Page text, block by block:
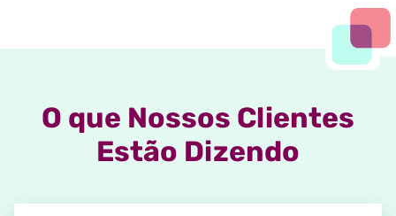
O que Nossos Clientes
Estão Dizendo